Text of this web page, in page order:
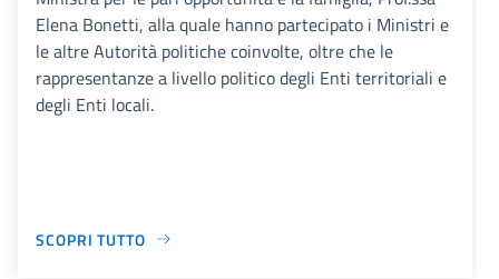
Elena Bonetti, alla quale hanno partecipato i Ministri e
le altre Autorità politiche coinvolte, oltre che le
rappresentanze a livello politico degli Enti territoriali e
degli Enti locali.
SCOPRI TUTTO